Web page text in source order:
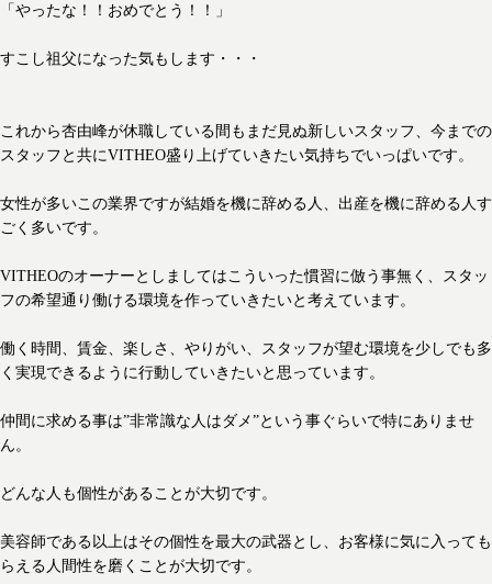
「やったな！！おめでとう！！」
すこし祖父になった気もします・・・
これから杏由峰が休職している間もまだ見ぬ新しいスタッフ、今までの
スタッフと共にVITHEO盛り上げていきたい気持ちでいっぱいです。
女性が多いこの業界ですが結婚を機に辞める人、出産を機に辞める人す
ごく多いです。
VITHEOのオーナーとしましてはこういった慣習に倣う事無く、スタッ
フの希望通り働ける環境を作っていきたいと考えています。
働く時間、賃金、楽しさ、やりがい、スタッフが望む環境を少しでも多
く実現できるように行動していきたいと思っています。
仲間に求める事は”非常識な人はダメ”という事ぐらいで特にありませ
ん。
どんな人も個性があることが大切です。
美容師である以上はその個性を最大の武器とし、お客様に気に入っても
らえる人間性を磨くことが大切です。